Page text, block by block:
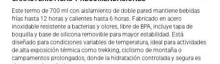
Este termo de 700 ml con aislamiento de doble pared mantiene bebidas
frías hasta 12 horas y calientes hasta 6 horas. Fabricado en acero
inoxidable resistente a bacterias y olores, libre de BPA, incluye tapa de
boquilla y base de silicona removible para mayor estabilidad. Está
diseñado para condiciones variables de temperatura, ideal para actividades
de alta exposición térmica como trekking, ciclismo de montaña o
campamentos prolongados, donde la hidratación controlada y segura es